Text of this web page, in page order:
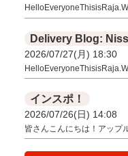
Delivery Blog:
2026/07/27(月) 18:30
インスポ！
2026/07/26(日) 14:08
皆さんこんにちは！アップ